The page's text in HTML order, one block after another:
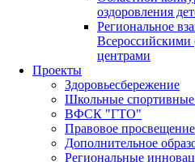
оздоровления
Региональное
центрами
Проекты
Здоровьесбережение
Школьные
ВФСК "ГТО"
Правовое просвещение
Дополнительное
Региональные